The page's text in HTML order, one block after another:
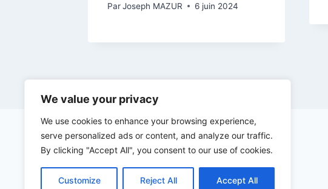
We value your privacy
We use cookies to enhance your browsing experience,
serve personalized ads or content, and analyze our traffic.
By clicking "Accept All", you consent to our use of cookies.
Customize Reject All Accept All
ParJoseph MAZUR 6 juin 2024